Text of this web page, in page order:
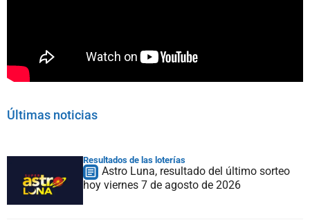
Últimas noticias
Resultados de las loterías
Astro Luna, resultado del último sorteo
hoy viernes 7 de agosto de 2026